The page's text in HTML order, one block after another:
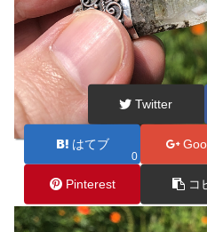
Twitter
はてブ
0
Pinterest コ